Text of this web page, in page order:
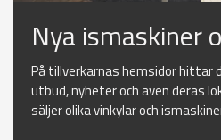
Nya ismaskiner
På tillverkarnas hemsidor hittar
utbud, nyheter och även deras
säljer olika vinkylar och